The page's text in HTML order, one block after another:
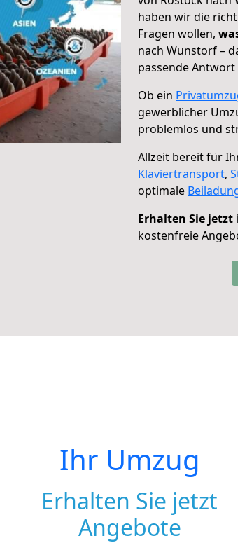
haben wir die
Fragen wollen,
nach Wunstorf –
passende
Ob ein
gewerblicher
problemlos und
Allzeit bereit für
Klaviertransport,
optimale
Erhalten Sie jetzt
kostenfreie
Ihr Umzug
Erhalten Sie jetzt
Angebote